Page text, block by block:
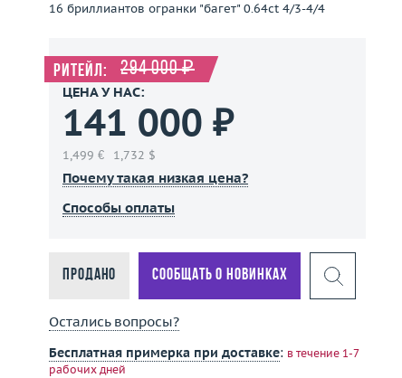
16 бриллиантов огранки "багет" 0.64ct 4/3-4/4
Ритейл: 294 000 ₽
ЦЕНА У НАС:
141 000 ₽
1,499 € 1,732 $
Почему такая низкая цена?
Способы оплаты
Продано Сообщать о новинках
Остались вопросы?
Бесплатная примерка при доставке: в течение 1-7
рабочих дней